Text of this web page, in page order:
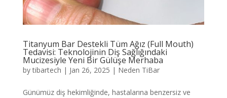
Titanyum Bar Destekli Tüm Ağız (Full Mouth)
Tedavisi: Teknolojinin Diş Sağlığındaki
Mucizesiyle Yeni Bir Gülüşe Merhaba
bytibartech | Jan 26, 2025 | Neden TiBar
Günümüz diş hekimliğinde, hastalarına benzersiz ve